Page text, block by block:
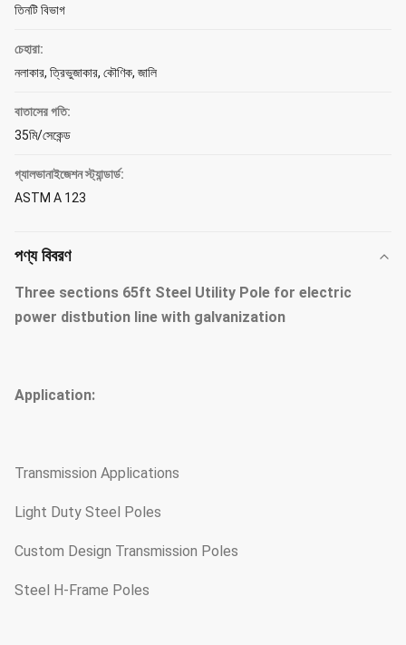
তিনটি বিভাগ
চেহারা:
নলাকার, ত্রিভুজাকার, কৌণিক, জালি
বাতাসের গতি:
35মি/সেকেন্ড
গ্যালভানাইজেশন স্ট্যান্ডার্ড:
ASTM A 123
পণ্য বিবরণ
Three sections 65ft Steel Utility Pole for electric
power distbution line with galvanization
Application:
Transmission Applications
Light Duty Steel Poles
Custom Design Transmission Poles
Steel H-Frame Poles